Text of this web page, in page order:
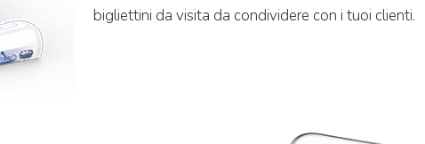
bigliettini da visita da condividere con i tuoi clienti.